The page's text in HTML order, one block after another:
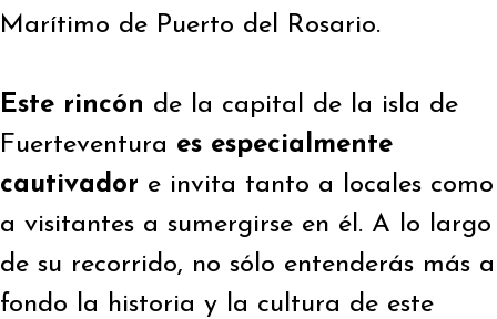
Marítimo de Puerto del Rosario.
Este rincón de la capital de la isla de
Fuerteventura es especialmente
cautivador e invita tanto a locales como
a visitantes a sumergirse en él. A lo largo
de su recorrido, no sólo entenderás más a
fondo la historia y la cultura de este